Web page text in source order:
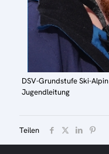
DSV-Grundstufe Ski-Alpin
Jugendleitung
Teilen